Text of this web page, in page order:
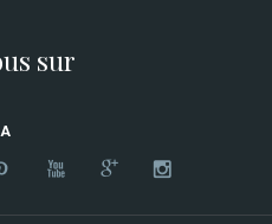
sur
  